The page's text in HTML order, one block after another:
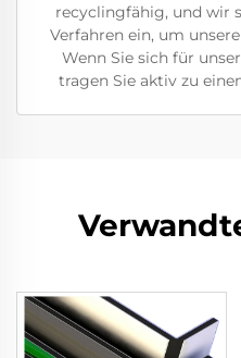
recyclingfähig, und wir
Verfahren ein, um
Wenn Sie sich für
tragen Sie aktiv zu